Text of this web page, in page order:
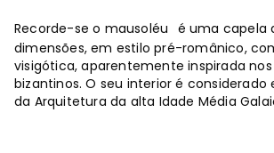
Recorde-se o mausoléu é uma capela
dimensões, em estilo pré-românico,
visigótica, aparentemente inspirada
bizantinos. O seu interior é considerado
da Arquitetura da alta Idade Média